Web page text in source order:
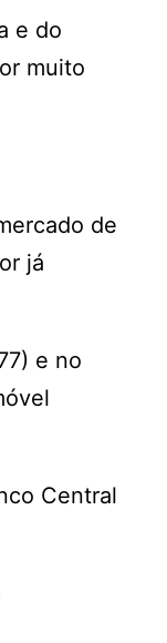
e do
muito
de
já
e no
Central